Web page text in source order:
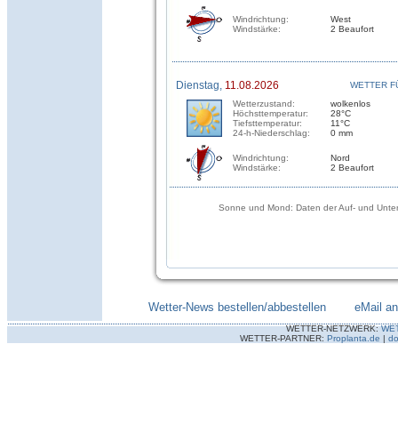
Windrichtung:
Windstärke:
West
2 Beaufort
Dienstag, 11.08.2026
WETTER
Wetterzustand:
Höchsttemperatur:
Tiefsttemperatur:
24-h-Niederschlag:
wolkenlos
28°C
11°C
0 mm
Windrichtung:
Windstärke:
Nord
2 Beaufort
Sonne und Mond: Daten der Auf- und
Wetter-News bestellen/abbestellen eMail
WETTER-NETZWERK:
WETTER-PARTNER: Proplanta.de |